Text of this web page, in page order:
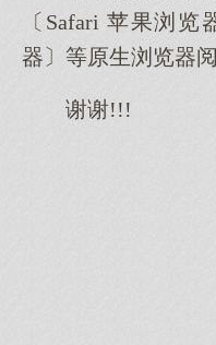
〔Safari 苹果浏
器〕等原生浏览器阅
谢谢!!!